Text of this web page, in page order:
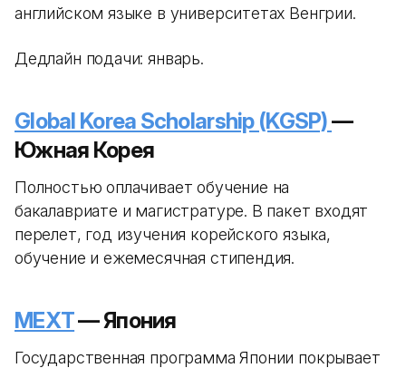
английском языке в университетах Венгрии.
Дедлайн подачи: январь.
Global Korea Scholarship (KGSP)—
Южная Корея
Полностью оплачивает обучение на
бакалавриате и магистратуре. В пакет входят
перелет, год изучения корейского языка,
обучение и ежемесячная стипендия.
MEXT— Япония
Государственная программа Японии покрывает